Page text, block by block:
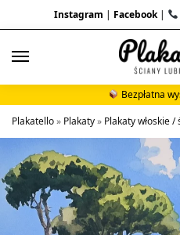
Instagram | Facebook|
Bezpłatna
Plakatello» Plakaty» Plakaty włoskie